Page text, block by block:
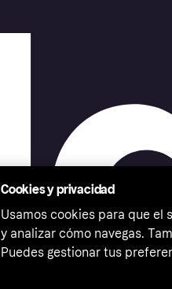
Cookies y privacidad
Usamos cookies para que
y analizar cómo navegas.
Puedes gestionar tus